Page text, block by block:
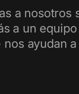
a
a un
ayudan